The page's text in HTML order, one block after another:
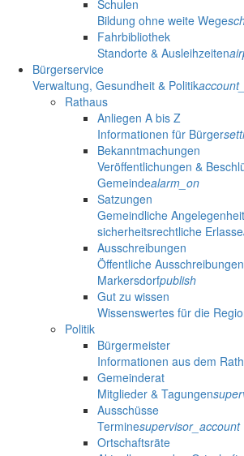
Schulen
Bildung ohne weite Wege
Fahrbibliothek
Standorte & Ausleihzeiten
Bürgerservice
Verwaltung, Gesundheit & Politik
Rathaus
Anliegen A bis Z
Informationen für Bürger
Bekanntmachungen
Veröffentlichungen &
Gemeindealarm_on
Satzungen
Gemeindliche
sicherheitsrechtliche Erlasse
Ausschreibungen
Öffentliche
Markersdorfpublish
Gut zu wissen
Wissenswertes für die
Politik
Bürgermeister
Informationen aus dem
Gemeinderat
Mitglieder & Tagungen
Ausschüsse
Terminesupervisor_account
Ortschaftsräte